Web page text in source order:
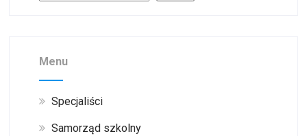
Menu
Specjaliści
Samorząd szkolny